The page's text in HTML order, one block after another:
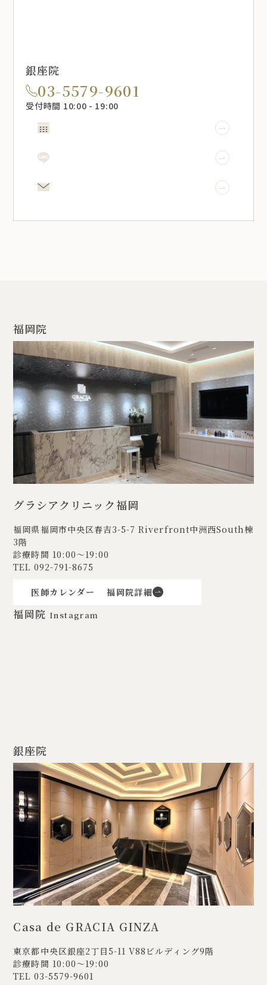
銀座院
03-5579-9601
受付時間 10:00 - 19:00
福岡院
グラシアクリニック福岡
福岡県福岡市中央区春吉3-5-7Riverfront中洲西South棟
3階
診療時間 10:00〜19:00
TEL 092-791-8675
医師カレンダー 福岡院詳細
福岡院 Instagram
銀座院
Casa de GRACIA GINZA
東京都中央区銀座2丁目5-11V88ビルディング9階
診療時間 10:00〜19:00
TEL 03-5579-9601